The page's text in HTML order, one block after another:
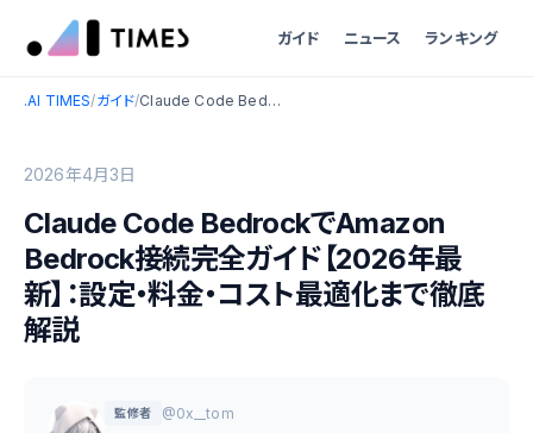
ガイド ニュース ランキング
.AI TIMES/ガイド/ Claude Code BedrockでAmazon Bedrock接続完全ガイド【2026年最新】：設定・料金・コスト最適化まで徹底解説
2026年4月3日
Claude Code BedrockでAmazon
Bedrock接続完全ガイド【2026年最
新】：設定・料金・コスト最適化まで徹底
解説
監修者 @0x__tom